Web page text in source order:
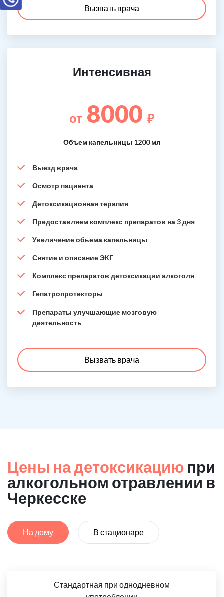
Вызвать врача
Интенсивная
от 8000 ₽
Объем капельницы 1200 мл
Выезд врача
Осмотр пациента
Детоксикационная терапия
Предоставляем комплекс препаратов на 3 дня
Увеличение обьема капельницы
Снятие и описание ЭКГ
Комплекс препаратов детоксикации алкоголя
Гепатропротекторы
Препараты улучшающие мозговую
деятельность
Вызвать врача
Цены на детоксикацию при
алкогольном отравлении в
Черкесске
На дому В стационаре
Стандартная при однодневном